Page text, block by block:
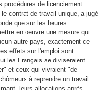
procédures de licenciement.
contrat de travail unique, a jugé
que sur les heures
en oeuvre une mesure qui
autre pays, exactement ce
effets sur l'emploi sont
les Français se diviseraient
et ceux qui vivraient "de
à reprendre un travail
leurs allocations après